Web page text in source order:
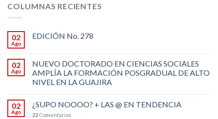
COLUMNAS RECIENTES
02
Ago
EDICIÓN No. 278
02
Ago
NUEVO DOCTORADO EN CIENCIAS SOCIALES
AMPLÍA LA FORMACIÓN POSGRADUAL DE ALTO
NIVEL EN LA GUAJIRA
02
Ago
¿SUPO NOOOO? + LAS @ EN TENDENCIA
22 Comentarios